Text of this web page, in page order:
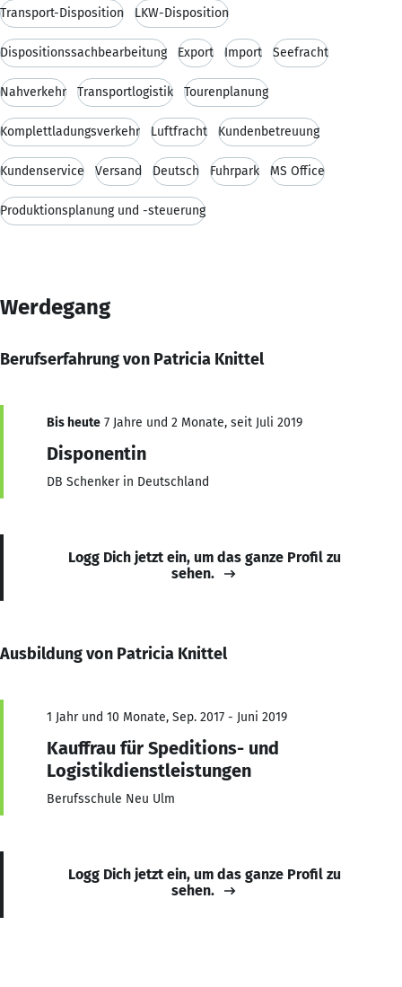
Transport-Disposition LKW-Disposition
Dispositionssachbearbeitung Export Import Seefracht
Nahverkehr Transportlogistik Tourenplanung
Komplettladungsverkehr Luftfracht Kundenbetreuung
Kundenservice Versand Deutsch Fuhrpark MS Office
Produktionsplanung und -steuerung
Werdegang
Berufserfahrung von Patricia Knittel
Bis heute 7 Jahre und 2 Monate, seit Juli 2019
Disponentin
DB Schenker in Deutschland
Logg Dich jetzt ein, um das ganze Profil zu
sehen.
Ausbildung von Patricia Knittel
1 Jahr und 10 Monate, Sep. 2017 - Juni 2019
Kauffrau für Speditions- und
Logistikdienstleistungen
Berufsschule Neu Ulm
Logg Dich jetzt ein, um das ganze Profil zu
sehen.